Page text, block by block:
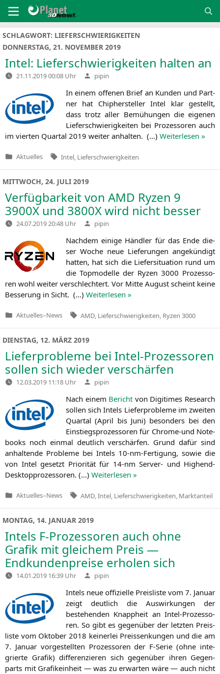
Inhalt
springen
SCHLAGWORT: LIEFERSCHWIERIGKEITEN
DONNERSTAG, 21. NOVEMBER 2019
Intel: Lieferschwierigkeiten halten an
21.11.2019 00:08 Uhr Verfasst
von
pipin
In einem offe­nen Brief an Kun­den und Part­
ner hat Chip­her­stel­ler Intel klar gestellt,
dass trotz aller Bemü­hun­gen die eige­nen
Lie­fer­schwie­rig­kei­ten bei Pro­zes­so­ren auch
im vier­ten Quar­tal 2019 wei­ter anhal­ten. (…) Wei­ter­le­sen »
Veröffentlicht
Aktuelles Tags:
Intel Lieferschwierigkeiten
MITTWOCH, 24. JULI 2019
Verfügbarkeit von AMD Ryzen 9
3900Xund 3800Xwird nicht besser
24.07.2019 20:48 Uhr Verfasst
von
pipin
Nach­dem eini­ge Händ­ler für das Ende die­
ser Woche neue Lie­fe­run­gen ange­kün­digt
hat­ten, hat sich die Lie­fer­si­tua­ti­on rund um
die Top­mo­del­le der Ryzen 3000 Pro­zes­so­
ren wohl wei­ter ver­schlech­tert. Vor Mit­te August scheint kei­ne
Bes­se­rung in Sicht. (…) Wei­ter­le­sen »
Veröffentlicht
Aktuelles–News Tags:
AMD Lieferschwierigkeiten Ryzen 3000
DIENSTAG, 12. MÄRZ 2019
Lieferprobleme bei Intel-Prozessoren
sollen sich wieder verschärfen
12.03.2019 11:18 Uhr Verfasst
von
pipin
Nach einem Bericht von Digi­ti­mes Rese­arch
sol­len sich Intels Lie­fer­pro­ble­me im zwei­ten
Quar­tal (April bis Juni) beson­ders bei den
Ein­stiegs­pro­zes­so­ren für Chro­me-und Note­
books noch ein­mal deut­lich ver­schär­fen. Grund dafür sind
anhal­ten­de Pro­ble­me bei Intels 10-nm-Fer­ti­gung, sowie die
von Intel gesetzt Prio­ri­tät für 14-nm Ser­ver- und Hig­hend-
Desk­top­pro­zes­so­ren. (…) Wei­ter­le­sen »
Veröffentlicht
Aktuelles–News Tags:
AMD Intel Lieferschwierigkeiten Marktanteil
MONTAG, 14. JANUAR 2019
Intels F‑Prozessoren auch ohne
Grafik mit gleichem Preis —
Endkundenpreise erholen sich
14.01.2019 16:39 Uhr Verfasst
von
pipin
Intels neue offi­zi­el­le Preis­lis­te vom 7. Janu­ar
zeigt deut­lich die Aus­wir­kun­gen der
bestehen­den Knapp­heit an Intel-Pro­zes­so­
ren. So gibt es gegen­über der letz­ten Preis­
lis­te vom Okto­ber 2018 kei­ner­lei Preis­sen­kun­gen und die am
7. Janu­ar vor­ge­stell­ten Pro­zes­so­ren der F‑Serie (ohne inte­
grier­te Gra­fik) dif­fe­ren­zie­ren sich gegen­über ihren Gegen­
parts mit Gra­fik­ein­heit — was zu erwar­ten wäre — auch nicht